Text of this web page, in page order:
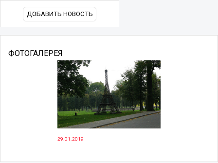
ДОБАВИТЬ НОВОСТЬ
ФОТОГАЛЕРЕЯ
29.01.2019